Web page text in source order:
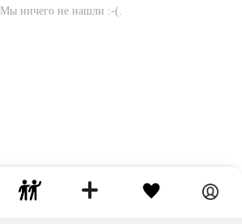
Мы ничего не нашли :-(.